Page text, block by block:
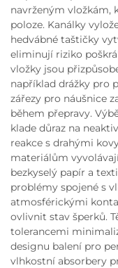
navrženým vložkám,
poloze. Kanálky
hedvábné taštičky
eliminují riziko
vložky jsou
například drážky pro
zářezy pro náušnice
během přepravy.
klade důraz na
reakce s drahými
materiálům
bezkyselý papír a
problémy spojené s
atmosférickými
ovlivnit stav šperků.
tolerancemi
designu balení pro
vlhkostní absorbery